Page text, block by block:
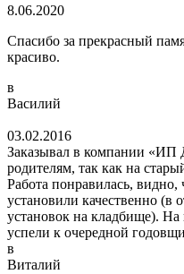
8.06.2020
Спасибо за прекрасный
красиво.
в
Василий
03.02.2016
Заказывал в компании
родителям, так как на
Работа понравилась,
установили качественно (в
установок на кладбище). На
успели к очередной
в
Виталий